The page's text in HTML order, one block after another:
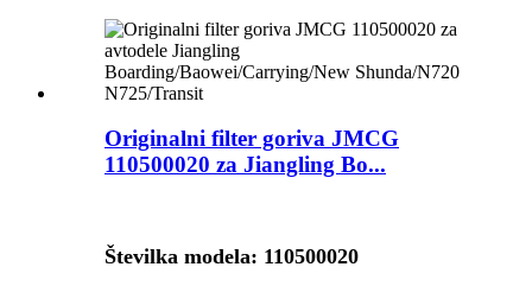
Originalni filter goriva JMCG
110500020 za Jiangling Bo...
Številka modela: 110500020